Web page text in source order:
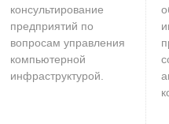
консультирование
предприятий по
вопросам управления
компьютерной
инфраструктурой.